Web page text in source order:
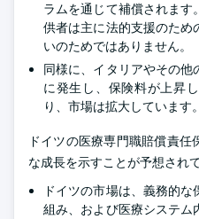
ラムを通じて補償されま
供者は主に法的支援のた
いのためではありません。
同様に、イタリアやその
に発生し、保険料が上昇
り、市場は拡大しています。
ドイツの医療専門職賠償責
な成長を示すことが予想され
ドイツの市場は、義務的
組み、および医療システム